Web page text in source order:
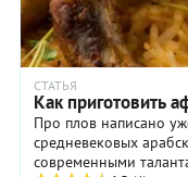
СТАТЬЯ
Как приготовить
Про плов написано
средневековых
современными